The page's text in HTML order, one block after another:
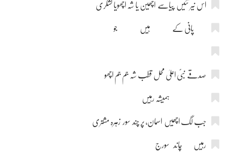
اس نیر تئیں پیاسے اچھین یا شہ اچھویا لشکری
پانی کے ہیں جو
صدقے نبیؐ اعلیٰ محل قطب شہ جم جم اچھو
ہمیشہ رہیں
جب لگ اچھیں اسمان، پر چند سور زہرہ مشتری
رہیں چاند سورج